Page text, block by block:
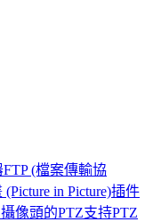
FTP (檔案傳輸協
in Picture)插件
像頭的PTZ支持PTZ